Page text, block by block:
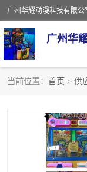
广州华
当前位置： 首页 > 供
赛车回收
模拟机回收